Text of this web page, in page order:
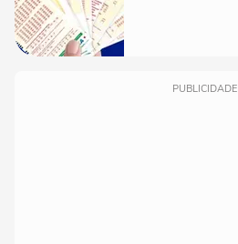
PUBLICIDADE